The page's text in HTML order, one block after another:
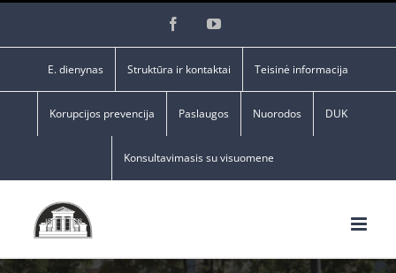
FacebookYouTube
E. dienynas Struktūra ir kontaktai Teisinė informacija
Korupcijos prevencija Paslaugos Nuorodos DUK
Konsultavimasis su visuomene